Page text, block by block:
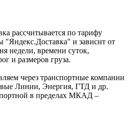
рассчитывается по тарифу
"Яндекс.Доставка" и зависит от
недели, времени суток,
и размеров груза.
через транспортные компании
Линии, Энергия, ГТД и др.
в пределах МКАД –